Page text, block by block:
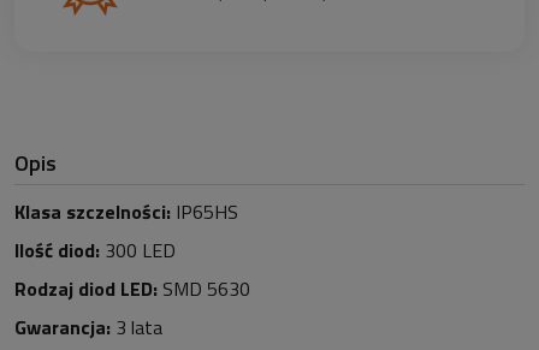
Opis
Klasa szczelności: IP65HS
Ilość diod: 300 LED
Rodzaj diod LED: SMD 5630
Gwarancja: 3 lata